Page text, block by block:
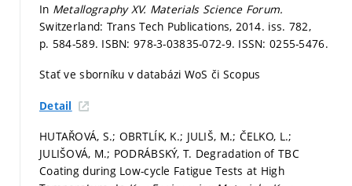
In Metallography XV. Materials Science Forum.
Switzerland: Trans Tech Publications, 2014. iss. 782,
p. 584-589. ISBN: 978-3-03835-072-9. ISSN: 0255-5476.
Stať ve sborníku v databázi WoS či Scopus
Detail
HUTAŘOVÁ, S.; OBRTLÍK, K.; JULIŠ, M.; ČELKO, L.;
JULIŠOVÁ, M.; PODRÁBSKÝ, T. Degradation of TBC
Coating during Low-cycle Fatigue Tests at High